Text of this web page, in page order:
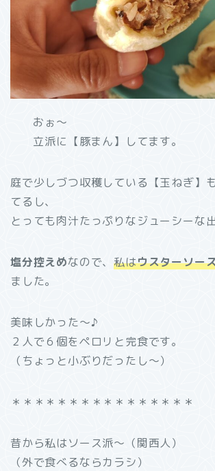
おぉ～
立派に【豚まん】してます。
庭で少しづつ収穫している【玉ねぎ】
てるし、
とっても肉汁たっぷりなジューシーな
塩分控えめなので、私はウスターソー
ました。
美味しかった～♪
２人で６個をペロリと完食です。
（ちょっと小ぶりだったし～）
＊＊＊＊＊＊＊＊＊＊＊＊＊＊＊＊
昔から私はソース派～（関西人）
（外で食べるならカラシ）